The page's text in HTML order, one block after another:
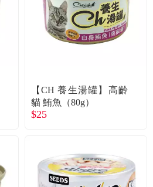
【CH 養生湯罐】高齡
貓 鮪魚（80g）
$25